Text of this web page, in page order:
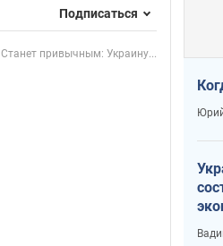
Подписаться
Станет привычным: Украину...